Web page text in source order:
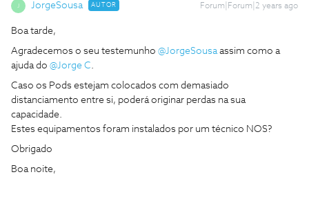
J JorgeSousa AUTOR Forum|Forum|2 years ago
Boa tarde,
Agradecemos o seu testemunho @JorgeSousaassim como a
ajuda do @Jorge C.
Caso os Pods estejam colocados com demasiado
distanciamento entre si, poderá originar perdas na sua
capacidade.
Estes equipamentos foram instalados por um técnico NOS?
Obrigado
Boa noite,